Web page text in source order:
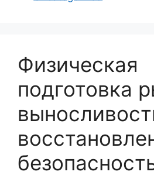
Физическая
подготовка